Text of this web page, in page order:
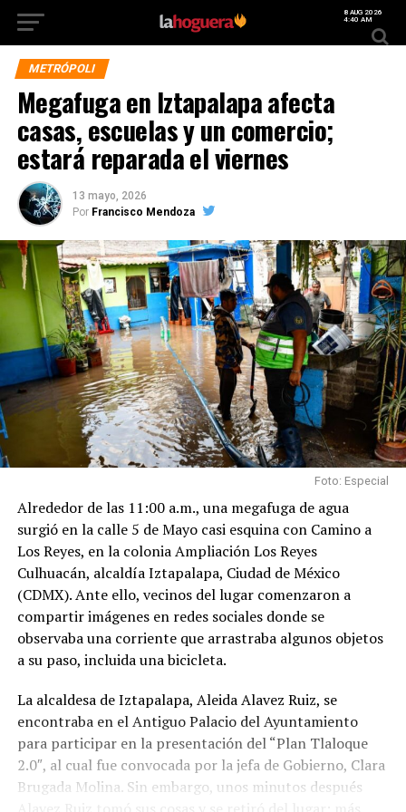
8 AUG 2026
4:40 AM
METRÓPOLI
Megafuga en Iztapalapa afecta
casas, escuelas y un comercio;
estará reparada el viernes
13 mayo, 2026
Por Francisco Mendoza
Foto: Especial
Alrededor de las 11:00 a.m., una megafuga de agua
surgió en la calle 5 de Mayo casi esquina con Camino a
Los Reyes, en la colonia Ampliación Los Reyes
Culhuacán, alcaldía Iztapalapa, Ciudad de México
(CDMX). Ante ello, vecinos del lugar comenzaron a
compartir imágenes en redes sociales donde se
observaba una corriente que arrastraba algunos objetos
a su paso, incluida una bicicleta.
La alcaldesa de Iztapalapa, Aleida Alavez Ruiz, se
encontraba en el Antiguo Palacio del Ayuntamiento
para participar en la presentación del “Plan Tlaloque
2.0″, al cual fue convocada por la jefa de Gobierno, Clara
Brugada Molina. Sin embargo, unos minutos después